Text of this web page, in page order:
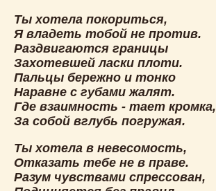
Ты хотела покориться,
Я владеть тобой не против.
Раздвигаются границы
Захотевшей ласки плоти.
Пальцы бережно и тонко
Наравне с губами жалят.
Где взаимность - тает кромка,
За собой вглубь погружая.
Ты хотела в невесомость,
Отказать тебе не в праве.
Разум чувствами спрессован,